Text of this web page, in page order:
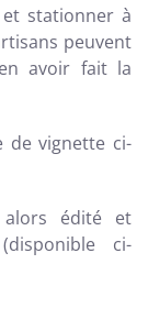
stationner à
peuvent
avoir fait la
de vignette ci-
édité et
ci-